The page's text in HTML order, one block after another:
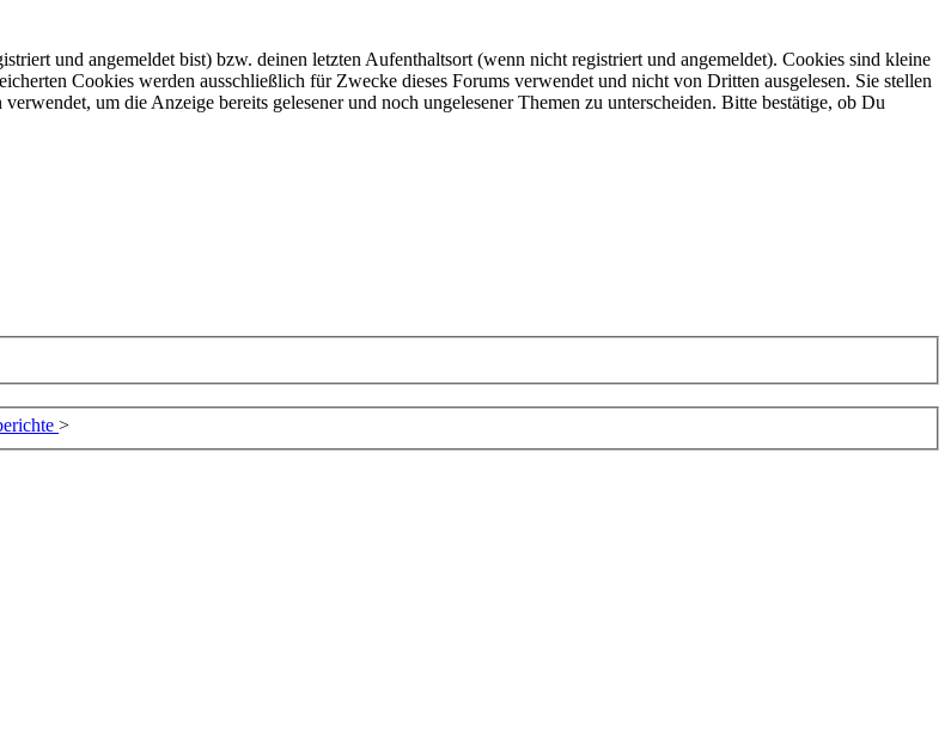
und angemeldet bist) bzw. deinen letzten Aufenthaltsort (wenn nicht registriert und angemeldet). Cookies sind kleine
Cookies werden ausschließlich für Zwecke dieses Forums verwendet und nicht von Dritten ausgelesen. Sie stellen
um die Anzeige bereits gelesener und noch ungelesener Themen zu unterscheiden. Bitte bestätige, ob Du
>